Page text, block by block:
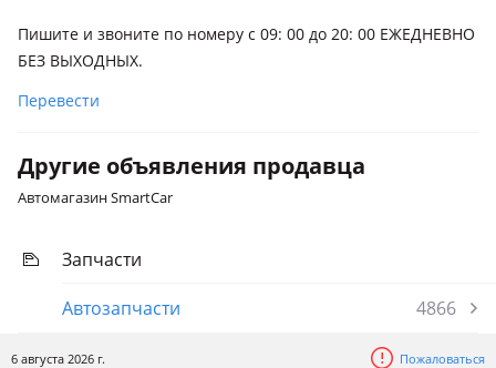
рестайлинг (ZE), 2009 - 2011 2 поколение (ZE), 2018 - н.в. 3
поколение
Пишите и звоните по номеру с 09: 00 до 20: 00 ЕЖЕДНЕВНО
БЕЗ ВЫХОДНЫХ.
Перевести
Другие объявления продавца
Автомагазин SmartCar
Запчасти
Автозапчасти
4866
6 августа 2026 г. Пожаловаться